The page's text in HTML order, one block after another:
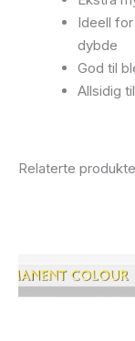
Ideell
dybde
God til
Allsidig
Relaterte